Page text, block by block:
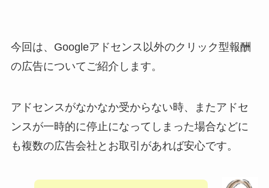
今回は、Googleアドセンス以外のクリック型報酬
の広告についてご紹介します。
アドセンスがなかなか受からない時、またアドセ
ンスが一時的に停止になってしまった場合などに
も複数の広告会社とお取引があれば安心です。